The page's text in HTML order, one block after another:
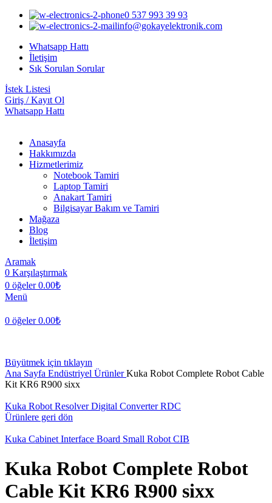
0 537 993 39 93
info@gokayelektronik.com
Whatsapp Hattı
İletişim
Sık Sorulan Sorular
İstek Listesi
Giriş / Kayıt Ol
Whatsapp Hattı
Anasayfa
Hakkımızda
Hizmetlerimiz
Notebook Tamiri
Laptop Tamiri
Anakart Tamiri
Bilgisayar Bakım ve Tamiri
Mağaza
Blog
İletişim
Aramak
0 Karşılaştırmak
0 öğeler 0.00₺
Menü
0 öğeler 0.00₺
Büyütmek için tıklayın
Ana Sayfa Endüstriyel ÜrünlerKuka Robot Complete Robot Cable
Kit KR6 R900 sixx
Kuka Robot Resolver Digital Converter RDC
Ürünlere geri dön
Kuka Cabinet Interface Board Small Robot CIB
Kuka Robot Complete Robot
Cable Kit KR6 R900 sixx